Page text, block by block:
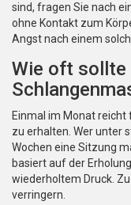
sind, fragen Sie nach
ohne Kontakt zum
Angst nach einem
Wie oft sollte
Einmal im Monat reicht
zu erhalten. Wer unter
Wochen eine Sitzung
basiert auf der
wiederholtem Druck.
verringern.